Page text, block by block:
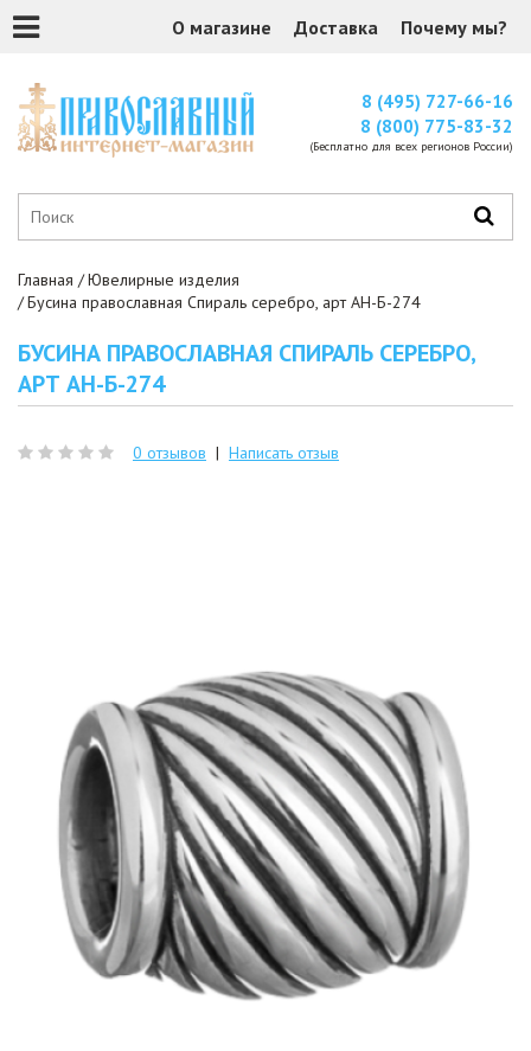
О магазине Доставка Почему мы?
8 (495) 727-66-16
8 (800) 775-83-32
(Бесплатно для всех регионов России)
Главная
Ювелирные изделия
Бусина православная Спираль серебро, арт АН-Б-274
БУСИНА ПРАВОСЛАВНАЯ СПИРАЛЬ СЕРЕБРО,
АРТ АН-Б-274
0 отзывов | Написать отзыв